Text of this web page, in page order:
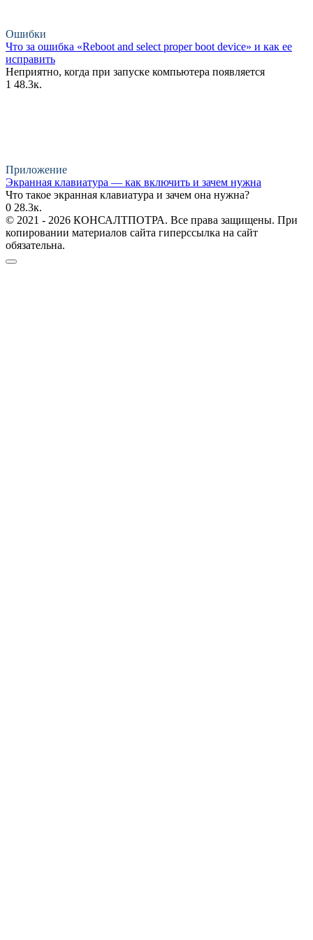
Ошибки
Что за ошибка «Reboot and select proper boot device» и как ее
исправить
Неприятно, когда при запуске компьютера появляется
1 48.3к.
Приложение
Экранная клавиатура — как включить и зачем нужна
Что такое экранная клавиатура и зачем она нужна?
0 28.3к.
© 2021 - 2026 КОНСАЛТПОТРА. Все права защищены. При
копировании материалов сайта гиперссылка на сайт
обязательна.